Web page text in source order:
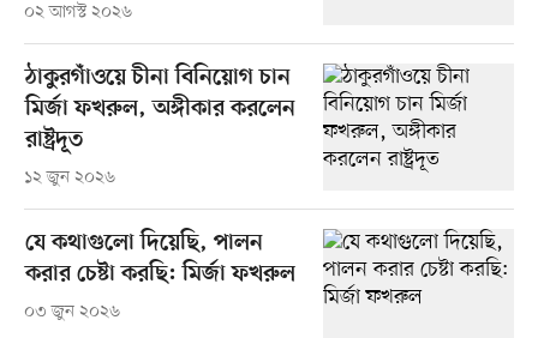
০২ আগস্ট ২০২৬
ঠাকুরগাঁওয়ে চীনা বিনিয়োগ চান
মির্জা ফখরুল, অঙ্গীকার করলেন
রাষ্ট্রদূত
১২ জুন ২০২৬
যে কথাগুলো দিয়েছি, পালন
করার চেষ্টা করছি: মির্জা ফখরুল
০৩ জুন ২০২৬